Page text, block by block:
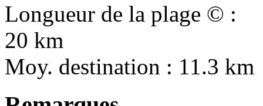
Longueur de la plage © :
20 km
Moy. destination : 11.3 km